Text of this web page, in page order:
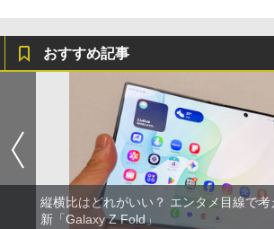
おすすめ記事
縦横比はどれがいい？ エンタメ目線で考
新「Galaxy Z Fold」